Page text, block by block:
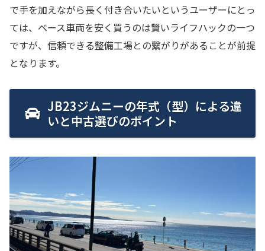
で手を加えながら長く付き合いたいというユーザーにとっ
ては、ベース車両を安く買うのは賢いライフハックの一つ
ですが、信頼できる整備工場との繋がりがあることが前提
となります。
JB23ジムニーの年式（型）による違
いと中古選びのポイント